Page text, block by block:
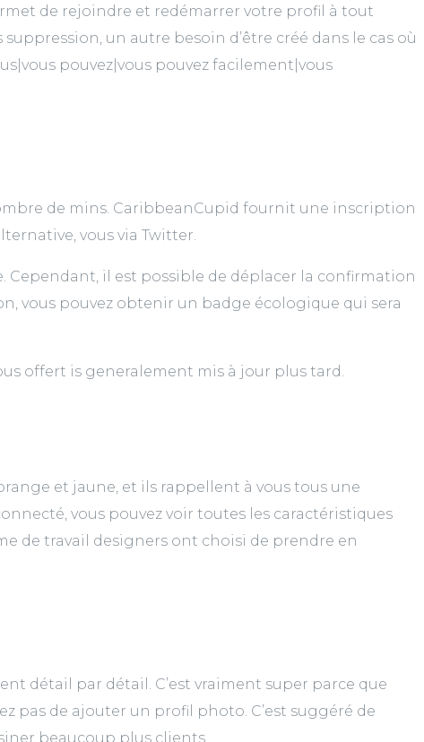
de rejoindre et redémarrer votre profil à tout
un autre besoin d’être créé dans le cas où
pouvez|vous pouvez facilement|vous
de mins. CaribbeanCupid fournit une inscription
vous via Twitter.
il est possible de déplacer la confirmation
vous pouvez obtenir un badge écologique qui sera
offert is generalement mis à jour plus tard.
et jaune, et ils rappellent à vous tous une
vous pouvez voir toutes les caractéristiques
de travail designers ont choisi de prendre en
détail par détail. C’est vraiment super parce que
pas de ajouter un profil photo. C’est suggéré de
beaucoup plus clients.